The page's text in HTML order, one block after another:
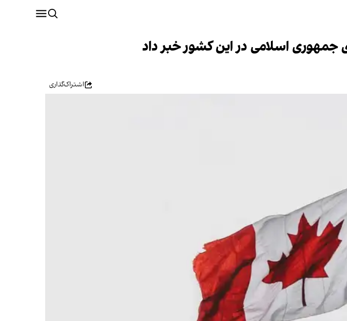
جمهوری اسلامی در این کشور خبر داد
اشتراک‌گذاری